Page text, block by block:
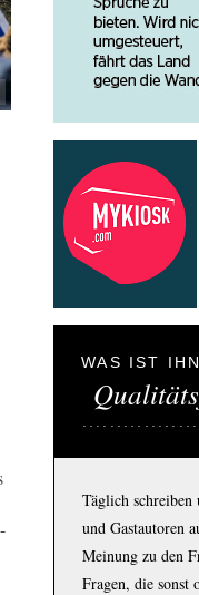
WAS IST
Täglich schreiben
und Gastautoren
Meinung zu den
Fragen, die sonst